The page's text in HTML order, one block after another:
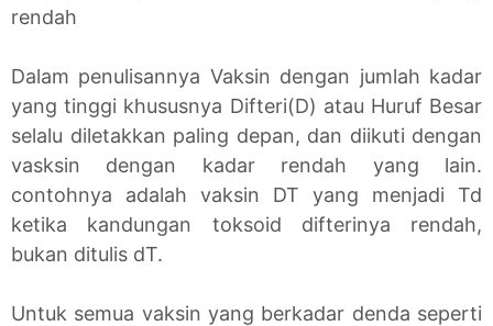
rendah
Dalam penulisannya Vaksin dengan jumlah kadar
yang tinggi khususnya Difteri(D) atau Huruf Besar
selalu diletakkan paling depan, dan diikuti dengan
vasksin dengan kadar rendah yang lain.
contohnya adalah vaksin DT yang menjadi Td
ketika kandungan toksoid difterinya rendah,
bukan ditulis dT.
Untuk semua vaksin yang berkadar denda seperti